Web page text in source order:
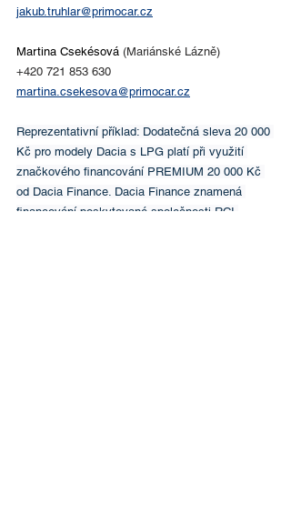
jakub.truhlar@primocar.cz
Martina Csekésová (Mariánské Lázně)
+420 721 853 630
martina.csekesova@primocar.cz
Reprezentativní příklad: Dodatečná sleva 20 000
Kč pro modely Dacia s LPG platí při využití
značkového financování PREMIUM 20 000 Kč
od Dacia Finance. Dacia Finance znamená
financování poskytované společnosti RCI